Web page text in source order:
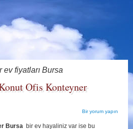
ev fiyatları Bursa
Ofis Konteyner
Bir yorum yapın
Bursabir ev hayaliniz var ise bu